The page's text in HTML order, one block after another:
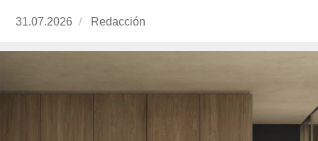
Publicado
31.07.2026 https://www.experimenta.es/author/redaccion/
Redacción